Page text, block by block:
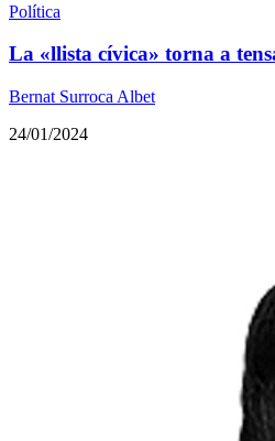
Política
La «llista cívica» torna a
Bernat Surroca Albet
24/01/2024